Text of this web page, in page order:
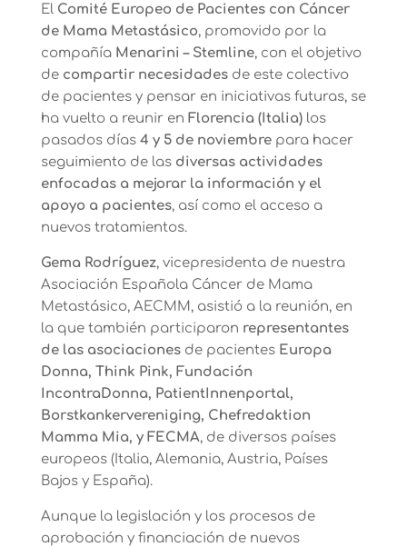
ElComité Europeo de Pacientes con Cáncer
de Mama Metastásico, promovido por la
compañía Menarini – Stemline, con el objetivo
de compartir necesidadesde este colectivo
de pacientes y pensar en iniciativas futuras, se
ha vuelto a reunir en Florencia (Italia)los
pasados días4 y 5 de noviembrepara hacer
seguimiento de lasdiversas actividades
enfocadas a mejorar la información y el
apoyo a pacientes, así como el acceso a
nuevos tratamientos.
Gema Rodríguez,vicepresidenta de nuestra
Asociación Española Cáncer de Mama
Metastásico, AECMM, asistió a la reunión, en
la que también participaron representantes
de las asociacionesde pacientes Europa
Donna, Think Pink, Fundación
IncontraDonna, PatientInnenportal,
Borstkankervereniging, Chefredaktion
Mamma Mia, y FECMA, de diversos países
europeos (Italia, Alemania, Austria, Países
Bajos y España).
Aunque la legislación y los procesos de
aprobación y financiación de nuevos